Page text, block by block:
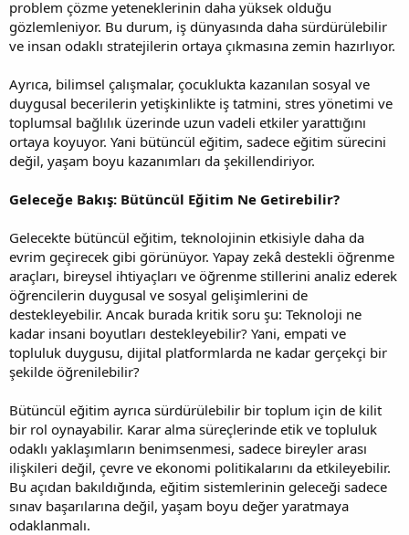
problem çözme yeteneklerinin daha yüksek olduğu
gözlemleniyor. Bu durum, iş dünyasında daha sürdürülebilir
ve insan odaklı stratejilerin ortaya çıkmasına zemin hazırlıyor.
Ayrıca, bilimsel çalışmalar, çocuklukta kazanılan sosyal ve
duygusal becerilerin yetişkinlikte iş tatmini, stres yönetimi ve
toplumsal bağlılık üzerinde uzun vadeli etkiler yarattığını
ortaya koyuyor. Yani bütüncül eğitim, sadece eğitim sürecini
değil, yaşam boyu kazanımları da şekillendiriyor.
Geleceğe Bakış: Bütüncül Eğitim Ne Getirebilir?
Gelecekte bütüncül eğitim, teknolojinin etkisiyle daha da
evrim geçirecek gibi görünüyor. Yapay zekâ destekli öğrenme
araçları, bireysel ihtiyaçları ve öğrenme stillerini analiz ederek
öğrencilerin duygusal ve sosyal gelişimlerini de
destekleyebilir. Ancak burada kritik soru şu: Teknoloji ne
kadar insani boyutları destekleyebilir? Yani, empati ve
topluluk duygusu, dijital platformlarda ne kadar gerçekçi bir
şekilde öğrenilebilir?
Bütüncül eğitim ayrıca sürdürülebilir bir toplum için de kilit
bir rol oynayabilir. Karar alma süreçlerinde etik ve topluluk
odaklı yaklaşımların benimsenmesi, sadece bireyler arası
ilişkileri değil, çevre ve ekonomi politikalarını da etkileyebilir.
Bu açıdan bakıldığında, eğitim sistemlerinin geleceği sadece
sınav başarılarına değil, yaşam boyu değer yaratmaya
odaklanmalı.